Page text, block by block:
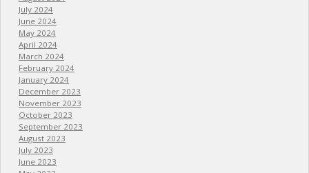
July 2024
June 2024
May 2024
April 2024
March 2024
February 2024
January 2024
December 2023
November 2023
October 2023
September 2023
August 2023
July 2023
June 2023